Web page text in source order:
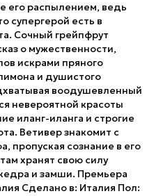
его распылением, ведь
супергерой есть в
Сочный грейпфрут
о мужественности,
искрами пряного
и душистого
воодушевленный
невероятной красоты
иланг-иланга и строгие
Ветивер знакомит с
пропуская сознание в его
хранят свою силу
и замши. Премьера
Сделано в: Италия Пол: